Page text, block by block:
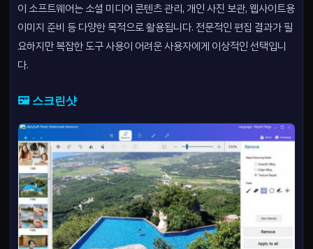
이 소프트웨어는 소셜 미디어 콘텐츠 관리, 개인 사진 보관, 웹사이트용
이미지 준비 등 다양한 목적으로 활용됩니다. 전문적인 편집 결과가 필
요하지만 복잡한 도구 사용이 어려운 사용자에게 이상적인 선택입니
다.
🖼️ 스크린샷